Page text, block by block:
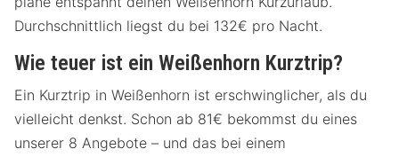
Durchschnittlich liegst du bei 132€ pro Nacht.
Wie teuer ist ein Weißenhorn Kurztrip?
Ein Kurztrip in Weißenhorn ist erschwinglicher, als du
vielleicht denkst. Schon ab 81€ bekommst du eines
unserer 8 Angebote – und das bei einem